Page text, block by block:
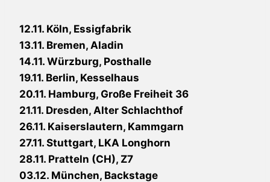
12.11. Köln, Essigfabrik
13.11. Bremen, Aladin
14.11. Würzburg, Posthalle
19.11. Berlin, Kesselhaus
20.11. Hamburg, Große Freiheit 36
21.11. Dresden, Alter Schlachthof
26.11. Kaiserslautern, Kammgarn
27.11. Stuttgart, LKA Longhorn
28.11. Pratteln (CH), Z7
03.12. München, Backstage